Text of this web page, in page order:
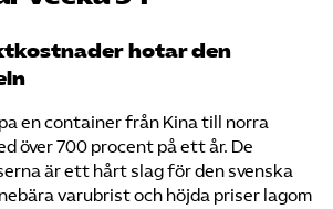
hotar den
en container från Kina till norra
över 700 procent på ett år. De
är ett hårt slag för den svenska
varubrist och höjda priser lagom